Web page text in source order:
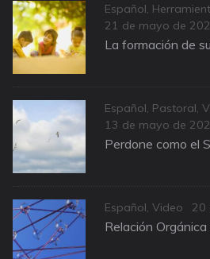
Categories
Español,
Posted
on
21 de mayo de
La formación de
Categories
Español, Pastoral,
Posted
on
13 de mayo de
Perdone como el
Categories
Español, Video
on
20
Relación